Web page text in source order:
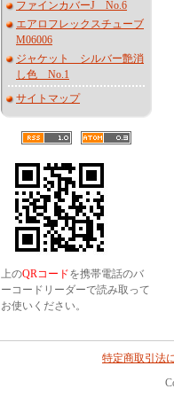
ファインカバーJ No.6
エアロフレックスチューブ
M06006
ジャケット シルバー艶消
し色 No.1
サイトマップ
上のQRコードを携帯電話のバ
ーコードリーダーで読み取って
お使いください。
特定商取引法